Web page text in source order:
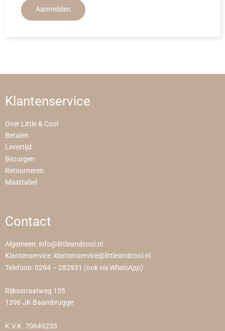
Aanmelden
Klantenservice
Over Little & Cool
Betalen
Levertijd
Bezorgen
Retourneren
Maattabel
Contact
Algemeen: info@littleandcool.nl
Klantenservice: klantenservice@littleandcool.nl
Telefoon: 0294 – 282931 (ook via WhatsApp)
Rijksstraatweg 155
1396 JK Baambrugge
K.V.K. 70649235